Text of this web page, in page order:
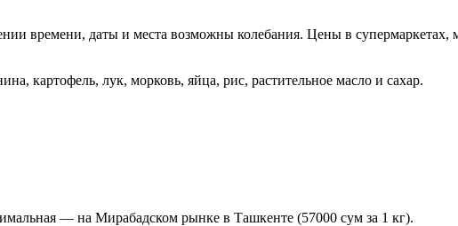
времени, даты и места возможны колебания. Цены в супермаркетах,
картофель, лук, морковь, яйца, рис, растительное масло и сахар.
— на Мирабадском рынке в Ташкенте (57000 сум за 1 кг).